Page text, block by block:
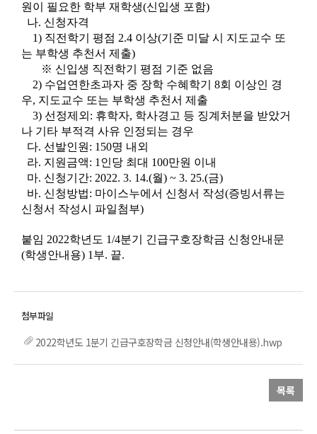
원이 필요한 학부 재학생(신입생 포함)
나. 신청자격
1) 직전학기 평점 2.4 이상(기준 미달 시 지도교수 또
는 부학생 추천서 제출)
※ 신입생 직전학기 평점 기준 없음
2) 수업연한초과자 중 장학 수혜학기 8회 이상인 경
우, 지도교수 또는 부학생 추천서 제출
3) 선정제외: 휴학자, 학사경고 등 징계처분을 받았거
나 기타 부적격 사유 인정되는 경우
다. 선발인원: 150명 내외
라. 지원금액: 1인당 최대 100만원 이내
마. 신청기간: 2022. 3. 14.(월) ~ 3. 25.(금)
바. 신청방법: 마이스누에서 신청서 작성(증빙서류는
신청서 작성시 파일첨부)
붙임 2022학년도 1/4분기 긴급구호장학금 신청안내문
(학생안내용) 1부. 끝.
2022학년도 1분기 긴급구호장학금 신청안내(학생안내용).hwp
목록